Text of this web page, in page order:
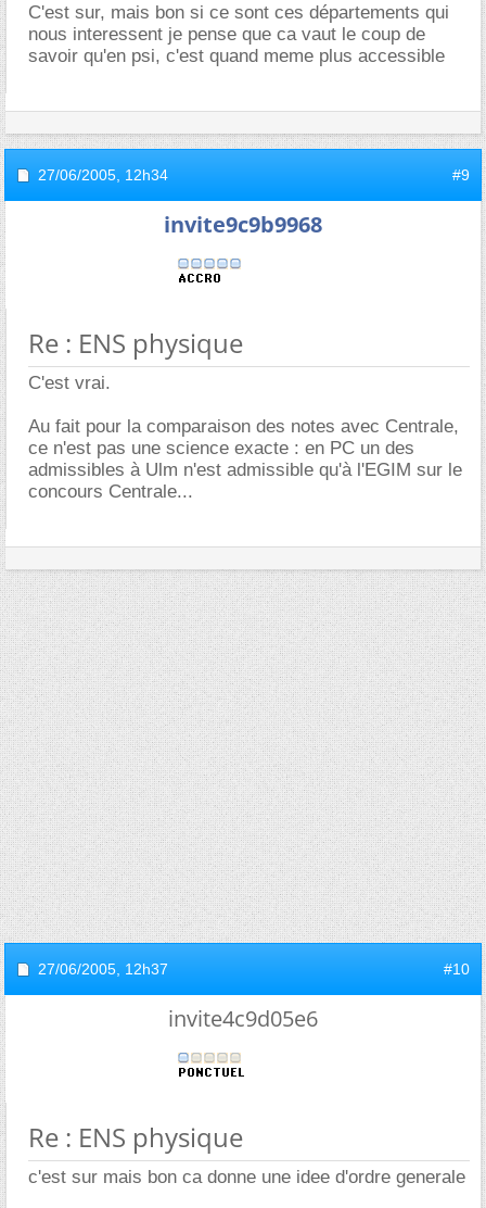
C'est sur, mais bon si ce sont ces départements qui
nous interessent je pense que ca vaut le coup de
savoir qu'en psi, c'est quand meme plus accessible
27/06/2005, 12h34 #9
invite9c9b9968
Re : ENS physique
C'est vrai.
Au fait pour la comparaison des notes avec Centrale,
ce n'est pas une science exacte : en PC un des
admissibles à Ulm n'est admissible qu'à l'EGIM sur le
concours Centrale...
27/06/2005, 12h37 #10
invite4c9d05e6
Re : ENS physique
c'est sur mais bon ca donne une idee d'ordre generale